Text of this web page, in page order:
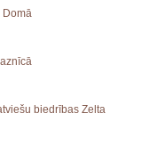
Domā
biedrības Zelta